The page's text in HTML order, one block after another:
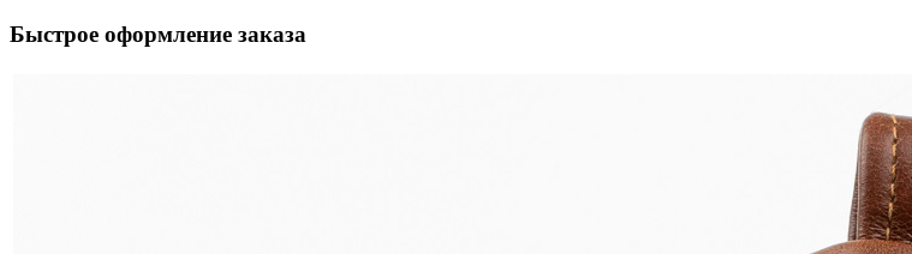
Быстрое оформление заказа